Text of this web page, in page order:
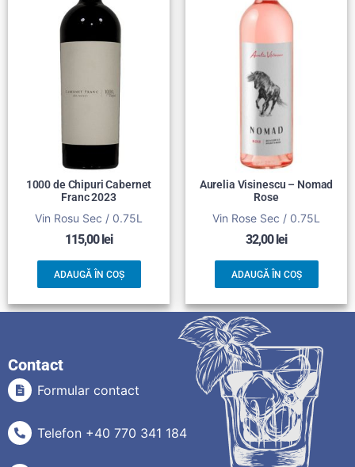
1000 de Chipuri Cabernet
Franc 2023
Vin Rosu Sec / 0.75L
115,00lei
ADAUGĂ ÎN COȘ
Aurelia Visinescu – Nomad
Rose
Vin Rose Sec / 0.75L
32,00lei
ADAUGĂ ÎN COȘ
Contact
Formular contact
Telefon +40 770 341 184